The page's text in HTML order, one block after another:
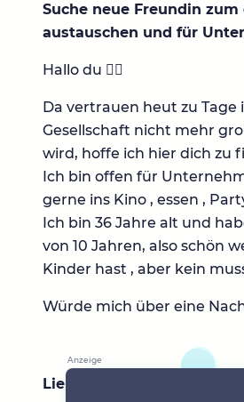
Suche neue Freundin
austauschen und für
Hallo du 🙋‍♀️
Da vertrauen heut zu Tage
Gesellschaft nicht mehr
wird, hoffe ich hier dich zu
Ich bin offen für
gerne ins Kino , essen ,
Ich bin 36 Jahre alt und
von 10 Jahren, also schön
Kinder hast , aber kein
Würde mich über eine
Lieblingsbücher